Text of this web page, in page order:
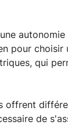
pour choisir
qui
offrent
de